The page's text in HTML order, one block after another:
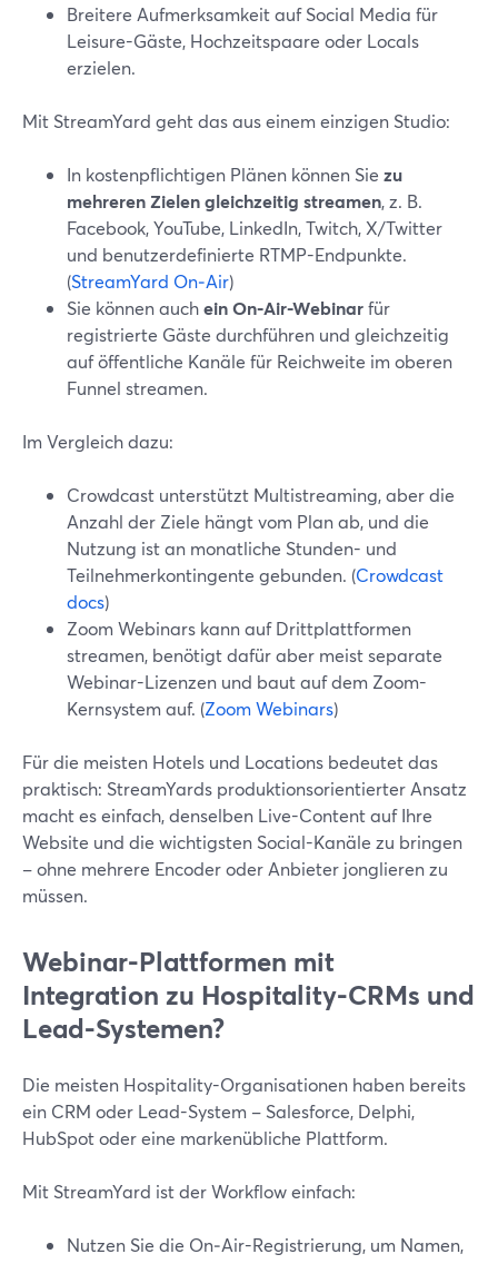
Breitere Aufmerksamkeit auf Social Media für
Leisure-Gäste, Hochzeitspaare oder Locals
erzielen.
Mit StreamYard geht das aus einem einzigen Studio:
In kostenpflichtigen Plänen können Sie zu
mehreren Zielen gleichzeitig streamen, z. B.
Facebook, YouTube, LinkedIn, Twitch, X/Twitter
und benutzerdefinierte RTMP-Endpunkte.
(StreamYard On‑Air)
Sie können auchein On‑Air-Webinarfür
registrierte Gäste durchführen und gleichzeitig
auf öffentliche Kanäle für Reichweite im oberen
Funnel streamen.
Im Vergleich dazu:
Crowdcast unterstützt Multistreaming, aber die
Anzahl der Ziele hängt vom Plan ab, und die
Nutzung ist an monatliche Stunden- und
Teilnehmerkontingente gebunden. (Crowdcast
docs)
Zoom Webinars kann auf Drittplattformen
streamen, benötigt dafür aber meist separate
Webinar-Lizenzen und baut auf dem Zoom-
Kernsystem auf. (Zoom Webinars)
Für die meisten Hotels und Locations bedeutet das
praktisch: StreamYards produktionsorientierter Ansatz
macht es einfach, denselben Live-Content auf Ihre
Website und die wichtigsten Social-Kanäle zu bringen
– ohne mehrere Encoder oder Anbieter jonglieren zu
müssen.
Webinar-Plattformen mit
Integration zu Hospitality-CRMs und
Lead-Systemen?
Die meisten Hospitality-Organisationen haben bereits
ein CRM oder Lead-System – Salesforce, Delphi,
HubSpot oder eine markenübliche Plattform.
Mit StreamYard ist der Workflow einfach:
Nutzen Sie die On‑Air-Registrierung, um Namen,